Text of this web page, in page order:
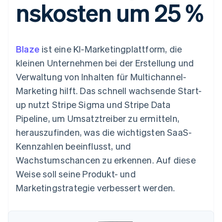
Zugriff auf mehr als
125
Authorization
Optimierung der
Autorisierungsraten
Beschleunigter
Bezahlvorgang
Connections
Verbundene
Datensynchronisierung
Product roadmap
Geldmanagement
Plattformen
SaaS
Nach Branche
KI-Unternehmen
Creator Economy
Gaming
Bewirtung, Reisen und
Freizeit
Versicherungen
Medien und
Unterhaltung
Gemeinnützige
Organisationen
Fachdienstleistungen
Öffentlicher Sektor
Einzelhandel
Marktplatz auf
Grundlagen der
Abonnementverwaltung
nutzungsbasierte
Abrechnung um
Stablecoin-gestützte
Karten ausgeben: So
geht´s
Bereitstellung und
Verwaltung von
Diensten mit Agenten
App-Integrationen
Code-Beispiele
Entwickler-Blog
Produkt-Roadmap
Stripe Sessions
Stripe Press
Kontakt
Sales-Team
kontaktieren
Partner werden
nskosten um 25 %
Blaze ist eine KI-Marketingplattform, die
kleinen Unternehmen bei der Erstellung und
Verwaltung von Inhalten für Multichannel-
Marketing hilft. Das schnell wachsende Start-
up nutzt Stripe Sigma und Stripe Data
Pipeline, um Umsatztreiber zu ermitteln,
herauszufinden, was die wichtigsten SaaS-
Kennzahlen beeinflusst, und
Wachstumschancen zu erkennen. Auf diese
Weise soll seine Produkt- und
Marketingstrategie verbessert werden.